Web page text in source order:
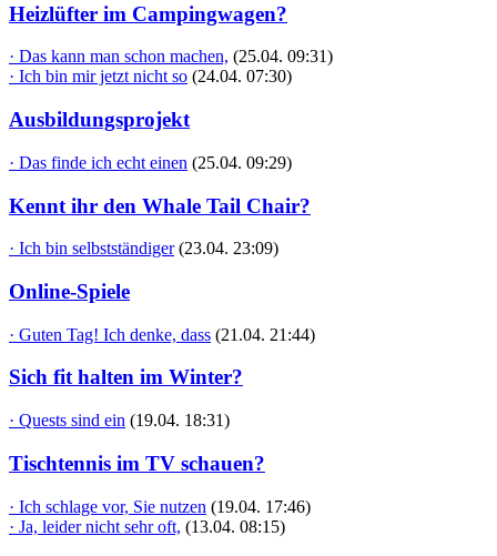
Heizlüfter im Campingwagen?
· Das kann man schon machen, (25.04. 09:31)
· Ich bin mir jetzt nicht so (24.04. 07:30)
Ausbildungsprojekt
· Das finde ich echt einen (25.04. 09:29)
Kennt ihr den Whale Tail Chair?
· Ich bin selbstständiger (23.04. 23:09)
Online-Spiele
· Guten Tag! Ich denke, dass (21.04. 21:44)
Sich fit halten im Winter?
· Quests sind ein (19.04. 18:31)
Tischtennis im TV schauen?
· Ich schlage vor, Sie nutzen (19.04. 17:46)
· Ja, leider nicht sehr oft, (13.04. 08:15)